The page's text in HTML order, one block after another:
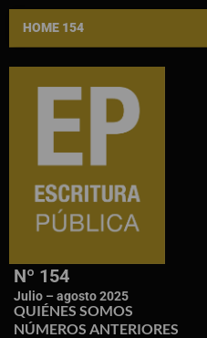
HOME 154
Nº 154
Julio – agosto 2025
QUIÉNES SOMOS
NÚMEROS ANTERIORES